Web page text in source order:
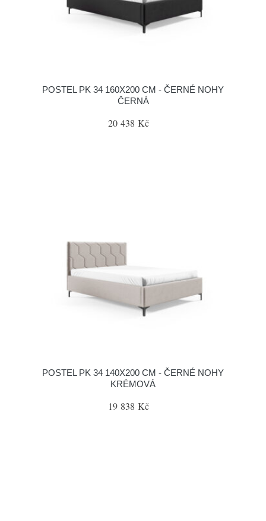
POSTEL PK 34 160X200 CM - ČERNÉ NOHY
ČERNÁ
20 438 Kč
POSTEL PK 34 140X200 CM - ČERNÉ NOHY
KRÉMOVÁ
19 838 Kč